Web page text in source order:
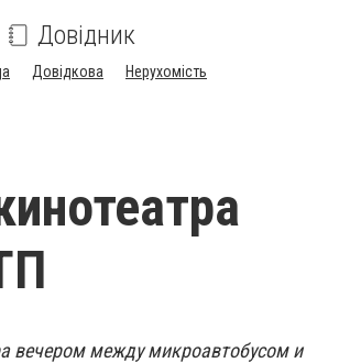
Довідник
Довідкова Нерухомість
вечером между микроавтобусом и